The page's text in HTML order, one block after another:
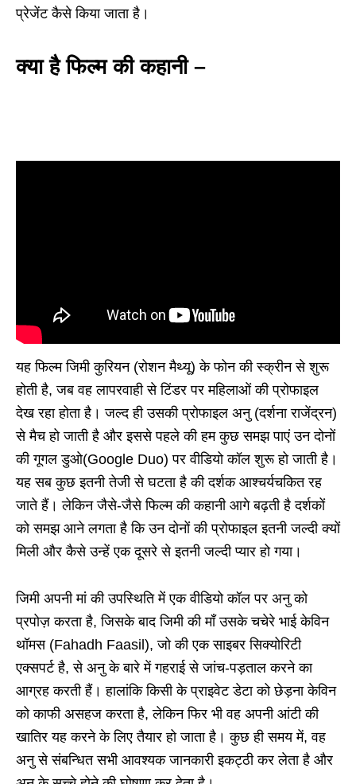
प्रेजेंट कैसे किया जाता है।
क्या है फिल्म की कहानी –
यह फिल्म जिमी कुरियन (रोशन मैथ्यू) के फोन की स्क्रीन से शुरू
होती है, जब वह लापरवाही से टिंडर पर महिलाओं की प्रोफाइल
देख रहा होता है। जल्द ही उसकी प्रोफाइल अनु (दर्शना राजेंद्रन)
से मैच हो जाती है और इससे पहले की हम कुछ समझ पाएं उन दोनों
की गूगल डुओ(Google Duo) पर वीडियो कॉल शुरू हो जाती है।
यह सब कुछ इतनी तेजी से घटता है की दर्शक आश्चर्यचकित रह
जाते हैं। लेकिन जैसे-जैसे फिल्म की कहानी आगे बढ़ती है दर्शकों
को समझ आने लगता है कि उन दोनों की प्रोफाइल इतनी जल्दी क्यों
मिली और कैसे उन्हें एक दूसरे से इतनी जल्दी प्यार हो गया।
जिमी अपनी मां की उपस्थिति में एक वीडियो कॉल पर अनु को
प्रपोज़ करता है, जिसके बाद जिमी की माँ उसके चचेरे भाई केविन
थॉमस (Fahadh Faasil), जो की एक साइबर सिक्योरिटी
एक्सपर्ट है, से अनु के बारे में गहराई से जांच-पड़ताल करने का
आग्रह करती हैं। हालांकि किसी के प्राइवेट डेटा को छेड़ना केविन
को काफी असहज करता है, लेकिन फिर भी वह अपनी आंटी की
खातिर यह करने के लिए तैयार हो जाता है। कुछ ही समय में, वह
अनु से संबन्धित सभी आवश्यक जानकारी इकट्ठी कर लेता है और